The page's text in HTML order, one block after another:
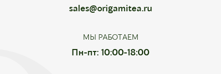
sales@origamitea.ru
МЫ РАБОТАЕМ
Пн-пт: 10:00-18:00